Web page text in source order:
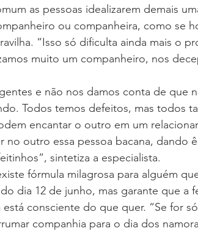
as pessoas idealizarem demais
ou companheira, como se
“Isso só dificulta ainda mais o
muito um companheiro, nos
e não nos damos conta de que
Todos temos defeitos, mas todos
encantar o outro em um
outro essa pessoa bacana, dando
sintetiza a especialista.
fórmula milagrosa para alguém
dia 12 de junho, mas garante que a
consciente do que quer. “Se for
companhia para o dia dos